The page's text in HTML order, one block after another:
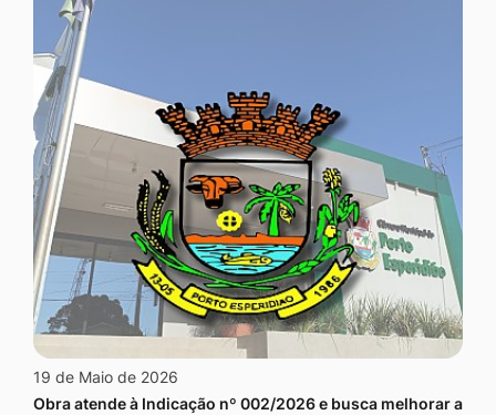
19 de Maio de 2026
Obra atende à Indicação nº 002/2026 e busca melhorar a